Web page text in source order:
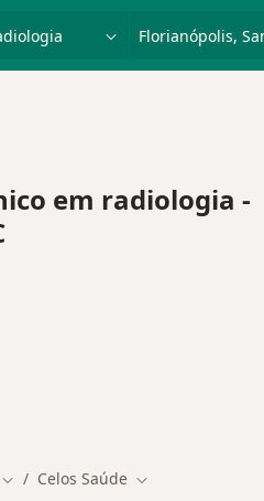
doença ou nomecidade ou região
em radiologia -
Mudar de cidade
Celos Saúde Mudar de cidade